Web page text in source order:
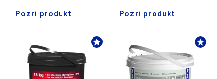
Pozri produkt Pozri produkt